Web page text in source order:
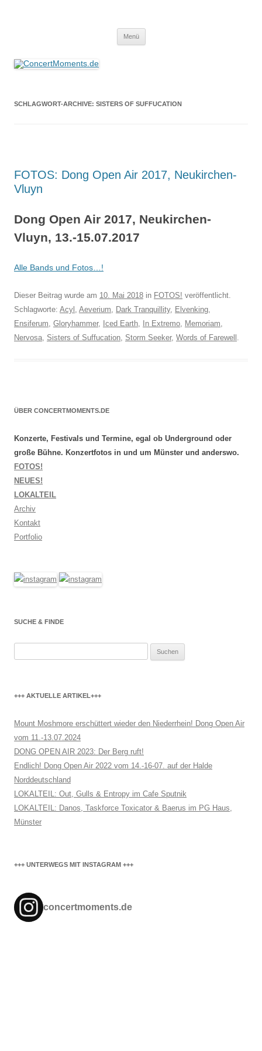
Menü
SCHLAGWORT-ARCHIVE: SISTERS OF SUFFUCATION
FOTOS: Dong Open Air 2017, Neukirchen-
Vluyn
Dong Open Air 2017, Neukirchen-
Vluyn, 13.-15.07.2017
Alle Bands und Fotos…!
Dieser Beitrag wurde am 10. Mai 2018 in FOTOS! veröffentlicht.
Schlagworte: Acyl , Aeverium, Dark Tranquillity, Elvenking,
Ensiferum, Gloryhammer, Iced Earth, In Extremo, Memoriam,
Nervosa, Sisters of Suffucation, Storm Seeker, Words of Farewell .
ÜBER CONCERTMOMENTS.DE
Konzerte, Festivals und Termine, egal ob Underground oder
große Bühne. Konzertfotos in und um Münster und anderswo.
FOTOS!
NEUES!
LOKALTEIL
Archiv
Kontakt
Portfolio
SUCHE & FINDE
+++ AKTUELLE ARTIKEL+++
Mount Moshmore erschüttert wieder den Niederrhein! Dong Open Air
vom 11.-13.07.2024
DONG OPEN AIR 2023: Der Berg ruft!
Endlich! Dong Open Air 2022 vom 14.-16-07. auf der Halde
Norddeutschland
LOKALTEIL: Out, Gulls & Entropy im Cafe Sputnik
LOKALTEIL: Danos, Taskforce Toxicator & Baerus im PG Haus,
Münster
+++ UNTERWEGS MIT INSTAGRAM +++
concertmoments.de